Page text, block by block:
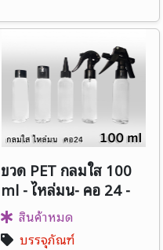
ขวด PET กลมใส 100
ml - ไหล่มน- คอ 24 -
(ขวดนอก)
สินค้าหมด
บรรจุภัณฑ์